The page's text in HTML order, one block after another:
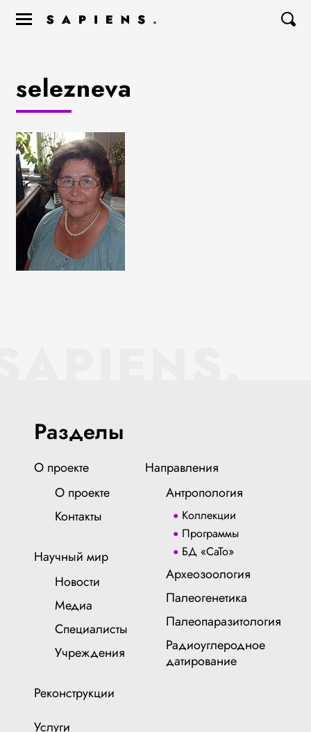
selezneva
Разделы
О проекте
О проекте
Контакты
Научный мир
Новости
Медиа
Специалисты
Учреждения
Реконструкции
Услуги
Направления
Антропология
Коллекции
Программы
БД «СаТо»
Археозоология
Палеогенетика
Палеопаразитология
Радиоуглеродное
датирование